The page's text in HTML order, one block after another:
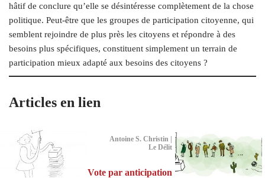
hâtif de conclure qu’elle se désintéresse complètement de la chose
politique. Peut-être que les groupes de participation citoyenne, qui
semblent rejoindre de plus près les citoyens et répondre à des
besoins plus spécifiques, constituent simplement un terrain de
participation mieux adapté aux besoins des citoyens ?
Articles en lien
Antoine S. Christin |
Le Délit
Vote par anticipation